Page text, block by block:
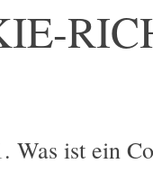
Was ist ein